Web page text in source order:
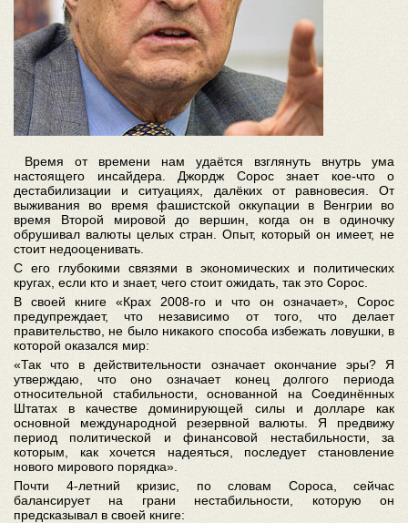
Время от времени нам удаётся взглянуть внутрь ума
настоящего инсайдера. Джордж Сорос знает кое-что о
дестабилизации и ситуациях, далёких от равновесия. От
выживания во время фашистской оккупации в Венгрии во
время Второй мировой до вершин, когда он в одиночку
обрушивал валюты целых стран. Опыт, который он имеет, не
стоит недооценивать.
С его глубокими связями в экономических и политических
кругах, если кто и знает, чего стоит ожидать, так это Сорос.
В своей книге «Крах 2008-го и что он означает», Сорос
предупреждает, что независимо от того, что делает
правительство, не было никакого способа избежать ловушки, в
которой оказался мир:
«Так что в действительности означает окончание эры? Я
утверждаю, что оно означает конец долгого периода
относительной стабильности, основанной на Соединённых
Штатах в качестве доминирующей силы и долларе как
основной международной резервной валюты. Я предвижу
период политической и финансовой нестабильности, за
которым, как хочется надеяться, последует становление
нового мирового порядка».
Почти 4-летний кризис, по словам Сороса, сейчас
балансирует на грани нестабильности, которую он
предсказывал в своей книге: